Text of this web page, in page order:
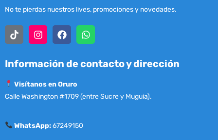
No te pierdas nuestros lives, promociones y novedades.
Información de contacto y dirección
Visítanos en Oruro
Calle Washington #1709 (entre Sucre y Muguia).
WhatsApp:67249150